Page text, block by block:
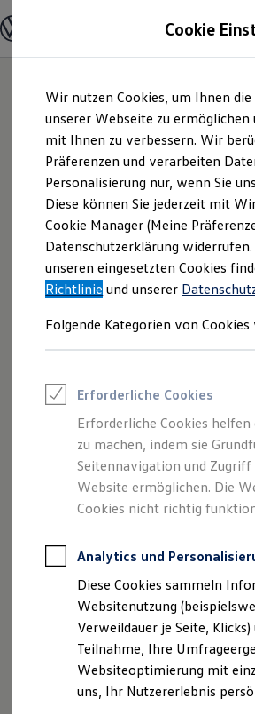
Hauptinhalt
springen
Footer
springen
Modelle und Konfigurator
Modelle vergleichen
Elektroautos
ENERGY Sondermodelle
Nutzfahrzeuge
SUV und CUV
Familienautos
Kombis
Kompaktwagen
Sportwagen
Schnell verfügbare Fahrzeuge
Angebote und Produkte
Aktuelle Angebote
E-Auto-Förderung
Volkswagen Marktplatz
Junge Gebrauchtwagen und
Saisonangebote
Leasing
Leasing-Angebote
Gebrauchtwagen
Junge
Elektroauto Leasing
Kleinwagen-Leasing
Leasing ohne Anzahlung
Autokredit mit
Versicherungen und Garantien
Kfz-Versicherung
Garantien
Wartungsverträge
Geschäftskunden
Professional Class bei
Großkunden
Behörden
Ihre
bei uns
(Impressum
Fahren Siein
Einer der wichtigsten Faktoren
Cookie
Wir nutzen Cookies, um Ihnen
unserer Webseite zu
mit Ihnen zu verbessern. Wir
Präferenzen und verarbeiten
Personalisierung nur, wenn Sie
Diese können Sie jederzeit mit
Cookie Manager (Meine
Datenschutzerklärung
unseren eingesetzten Cookies
Richtlinie und unserer
Folgende Kategorien von
Erforderliche Cookies
Erforderliche Cookies
zu machen, indem sie
Seitennavigation und Zugriff
Website ermöglichen. Die
Cookies nicht richtig
Analytics und
Diese Cookies sammeln
Websitenutzung
Verweildauer je Seite,
Teilnahme, Ihre
Websiteoptimierung mit
uns, Ihr Nutzererlebnis